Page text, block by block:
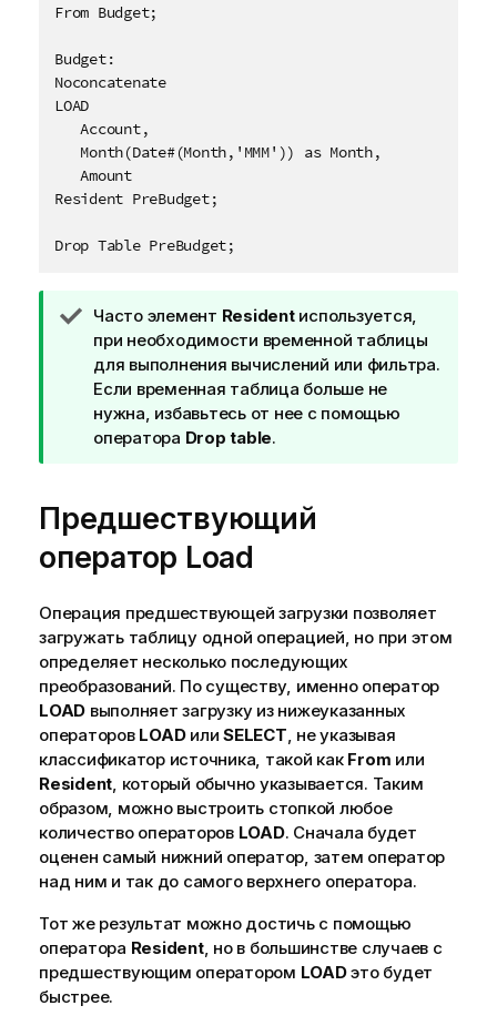
From Budget;
Budget:
Noconcatenate
LOAD
   Account,
   Month(Date#(Month,'MMM')) as Month,
   Amount
Resident PreBudget;
П
р
и
м
е
ч
и
е
к
о
д
с
к
а
з
к
е
Часто элемент Residentиспользуется,
при необходимости временной таблицы
для выполнения вычислений или фильтра.
Если временная таблица больше не
нужна, избавьтесь от нее с помощью
оператора Drop table.
Предшествующий
оператор Load
Операция предшествующей загрузки позволяет
загружать таблицу одной операцией, но при этом
определяет несколько последующих
преобразований. По существу, именно оператор
LOAD выполняет загрузку из нижеуказанных
операторов LOADили SELECT, не указывая
классификатор источника, такой как From или
Resident, который обычно указывается. Таким
образом, можно выстроить стопкой любое
количество операторов LOAD. Сначала будет
оценен самый нижний оператор, затем оператор
над ним и так до самого верхнего оператора.
Тот же результат можно достичь с помощью
оператора Resident, но в большинстве случаев с
предшествующим оператором LOADэто будет
быстрее.